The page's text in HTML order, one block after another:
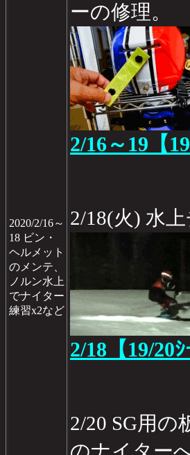
2020/2/16～
18 ビン・
ヘルメット
のメンテ、
ノルン水上
でナイター
練習x2など
ーの修理。
2/16～19【
2/18(火) 水
2/18【19/20
2/20 SG用